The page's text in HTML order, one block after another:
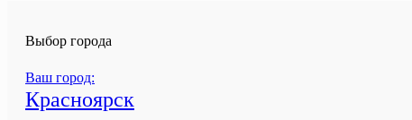
Выбор города
Ваш город:
Красноярск